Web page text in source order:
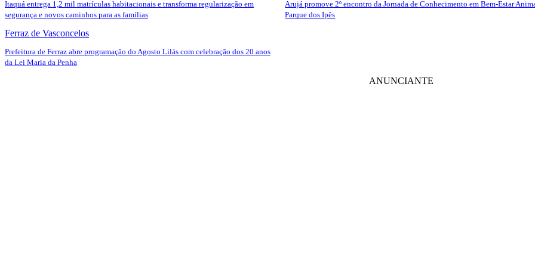
Itaquá entrega 1,2 mil matrículas habitacionais e transforma regularização em
segurança e novos caminhos para as famílias
Arujá promove 2º encontro da Jornada de Conhecimento em Bem-Estar
Parque dos Ipês
Ferraz de Vasconcelos
Prefeitura de Ferraz abre programação do Agosto Lilás com celebração dos 20 anos
da Lei Maria da Penha
ANUNCIANTE